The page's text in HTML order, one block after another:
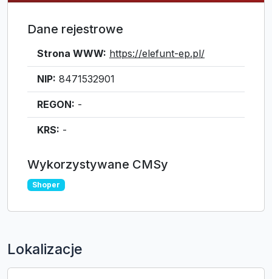
Dane rejestrowe
Strona WWW: https://elefunt-ep.pl/
NIP: 8471532901
REGON: -
KRS: -
Wykorzystywane CMSy
Shoper
Lokalizacje